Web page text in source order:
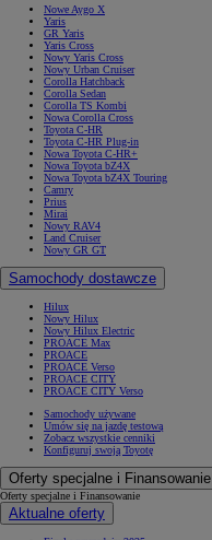
Nowe Aygo X
Yaris
GR Yaris
Yaris Cross
Nowy Yaris Cross
Nowy Urban Cruiser
Corolla Hatchback
Corolla Sedan
Corolla TS Kombi
Nowa Corolla Cross
Toyota C-HR
Toyota C-HR Plug-in
Nowa Toyota C-HR+
Nowa Toyota bZ4X
Nowa Toyota bZ4X Touring
Camry
Prius
Mirai
Nowy RAV4
Land Cruiser
Nowy GR GT
Samochody dostawcze
Hilux
Nowy Hilux
Nowy Hilux Electric
PROACE Max
PROACE
PROACE Verso
PROACE CITY
PROACE CITY Verso
Samochody używane
Umów się na jazdę testową
Zobacz wszystkie cenniki
Konfiguruj swoją Toyotę
Oferty specjalne i Finansowanie
Oferty specjalne i Finansowanie
Aktualne oferty